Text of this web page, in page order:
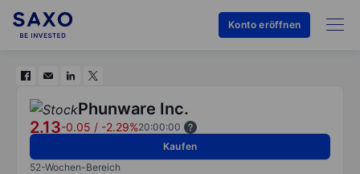
Konto eröffnen
Phunware Inc.
2.13-0.05 / -2.29%20:00:00
Kaufen
52-Wochen-Bereich